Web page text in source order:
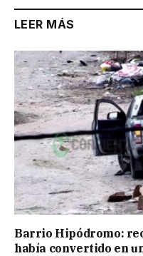
LEER MÁS
Barrio Hipódromo:
había convertido en